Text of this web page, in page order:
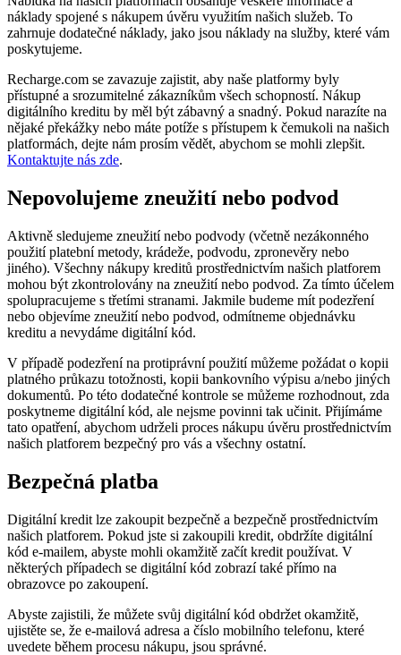
náklady spojené s nákupem úvěru využitím našich služeb. To
zahrnuje dodatečné náklady, jako jsou náklady na služby, které vám
poskytujeme.
Recharge.com se zavazuje zajistit, aby naše platformy byly
přístupné a srozumitelné zákazníkům všech schopností. Nákup
digitálního kreditu by měl být zábavný a snadný. Pokud narazíte na
nějaké překážky nebo máte potíže s přístupem k čemukoli na našich
platformách, dejte nám prosím vědět, abychom se mohli zlepšit.
Kontaktujte nás zde.
Nepovolujeme zneužití nebo podvod
Aktivně sledujeme zneužití nebo podvody (včetně nezákonného
použití platební metody, krádeže, podvodu, zpronevěry nebo
jiného). Všechny nákupy kreditů prostřednictvím našich platforem
mohou být zkontrolovány na zneužití nebo podvod. Za tímto účelem
spolupracujeme s třetími stranami. Jakmile budeme mít podezření
nebo objevíme zneužití nebo podvod, odmítneme objednávku
kreditu a nevydáme digitální kód.
V případě podezření na protiprávní použití můžeme požádat o kopii
platného průkazu totožnosti, kopii bankovního výpisu a/nebo jiných
dokumentů. Po této dodatečné kontrole se můžeme rozhodnout, zda
poskytneme digitální kód, ale nejsme povinni tak učinit. Přijímáme
tato opatření, abychom udrželi proces nákupu úvěru prostřednictvím
našich platforem bezpečný pro vás a všechny ostatní.
Bezpečná platba
Digitální kredit lze zakoupit bezpečně a bezpečně prostřednictvím
našich platforem. Pokud jste si zakoupili kredit, obdržíte digitální
kód e-mailem, abyste mohli okamžitě začít kredit používat. V
některých případech se digitální kód zobrazí také přímo na
obrazovce po zakoupení.
Abyste zajistili, že můžete svůj digitální kód obdržet okamžitě,
ujistěte se, že e-mailová adresa a číslo mobilního telefonu, které
uvedete během procesu nákupu, jsou správné.